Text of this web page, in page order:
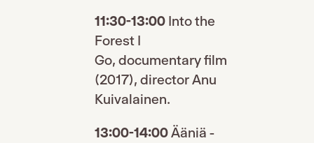
11:30-13:00 Into the
Forest I
Go, documentary film
(2017), director Anu
Kuivalainen.
13:00-14:00Ääniä -